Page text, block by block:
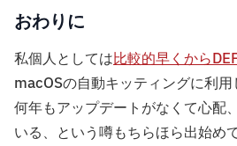
おわりに
私個人としては比較的早くから
macOSの自動キッティングに利用
何年もアップデートがなくて心配
いる、という噂もちらほら出始め